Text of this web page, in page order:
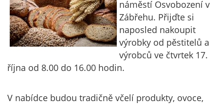
náměstí Osvobození v
Zábřehu. Přijďte si
naposled nakoupit
výrobky od pěstitelů a
výrobců ve čtvrtek 17.
října od 8.00 do 16.00 hodin.
V nabídce budou tradičně včelí produkty, ovoce,